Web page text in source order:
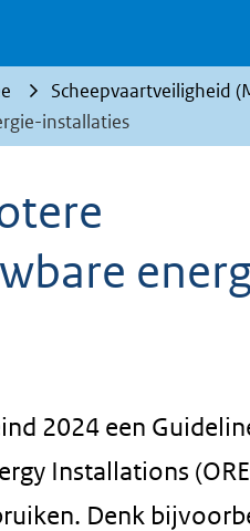
Scheepvaartveiligheid
installaties
2024 een
Installations
Denk